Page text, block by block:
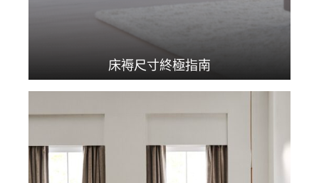
床褥尺寸終極指南
要為家中睡房添置新床...